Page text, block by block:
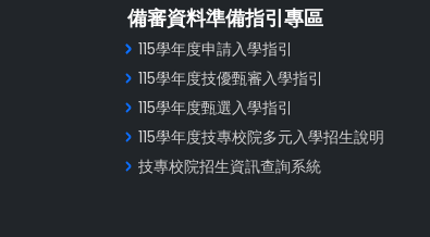
備審資料準備指引專區
115學年度申請入學指引
115學年度技優甄審入學指引
115學年度甄選入學指引
115學年度技專校院多元入學招生說明
技專校院招生資訊查詢系統